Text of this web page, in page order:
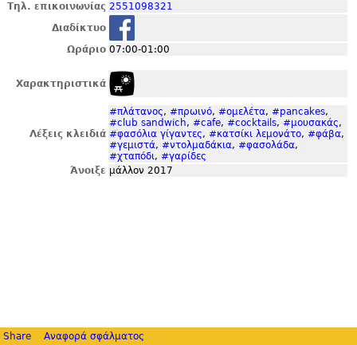
Τηλ. επικοινωνίας 2551098321
Διαδίκτυο
Ωράριο 07:00-01:00
Χαρακτηριστικά
Λέξεις κλειδιά
#πλάτανος, #πρωινό, #ομελέτα, #pancakes,
#club sandwich, #cafe, #cocktails, #μουσακάς,
#φασόλια γίγαντες, #κατσίκι λεμονάτο, #φάβα,
#γεμιστά, #ντολμαδάκια, #φασολάδα,
#χταπόδι, #γαρίδες
Άνοιξε μάλλον 2017
Share Αναφορά σφάλματος